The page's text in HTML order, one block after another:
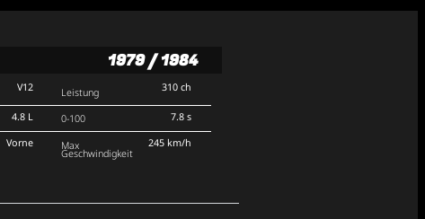
1979 / 1984
V12
4.8 L
Vorne
Leistung
0-100
Max
Geschwindigkeit
310 ch
7.8 s
245 km/h